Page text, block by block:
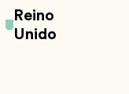
Reino
Unido